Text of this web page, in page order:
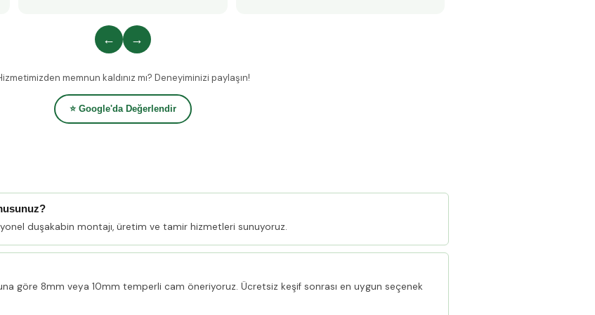
← →
memnun kaldınız mı? Deneyiminizi paylaşın!
⭐ Google'da Değerlendir
duşakabin montajı, üretim ve tamir hizmetleri sunuyoruz.
göre 8mm veya 10mm temperli cam öneriyoruz. Ücretsiz keşif sonrası en uygun seçenek